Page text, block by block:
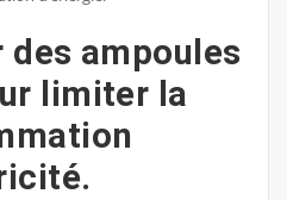
ampoules
limiter la